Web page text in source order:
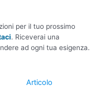
per il tuo prossimo
. Riceverai una
ad ogni tua esigenza.
Articolo